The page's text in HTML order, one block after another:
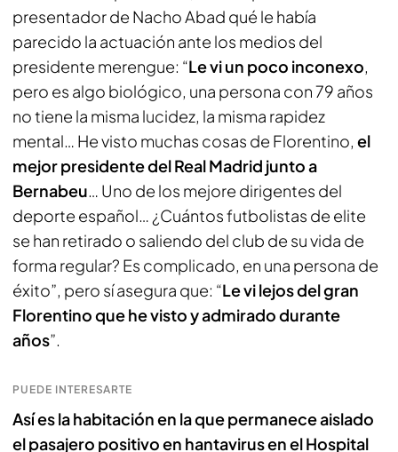
presentador de Nacho Abad qué le había
parecido la actuación ante los medios del
presidente merengue: “Le vi un poco inconexo,
pero es algo biológico, una persona con 79 años
no tiene la misma lucidez, la misma rapidez
mental… He visto muchas cosas de Florentino, el
mejor presidente del Real Madrid junto a
Bernabeu… Uno de los mejore dirigentes del
deporte español… ¿Cuántos futbolistas de elite
se han retirado o saliendo del club de su vida de
forma regular? Es complicado, en una persona de
éxito”, pero sí asegura que: “Le vi lejos del gran
Florentino que he visto y admirado durante
años”.
PUEDE INTERESARTE
Así es la habitación en la que permanece aislado
el pasajero positivo en hantavirus en el Hospital